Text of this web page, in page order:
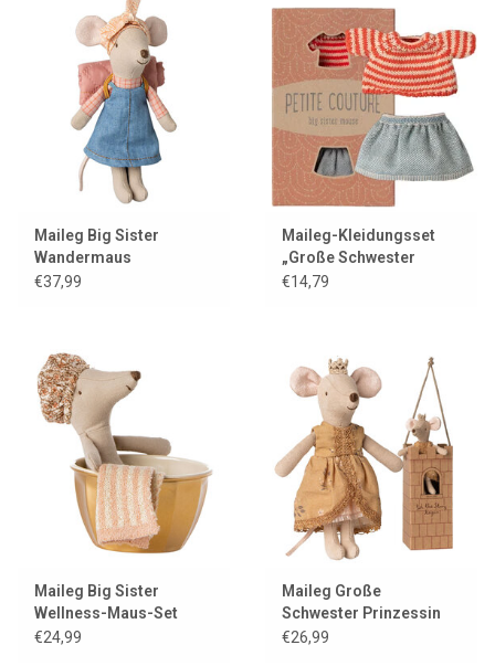
Maileg Big Sister
Wandermaus
€37,99
Maileg-Kleidungsset
„Große Schwester
Maus“ / Petite Couture /
€14,79
Maileg Big Sister
Wellness-Maus-Set
€24,99
Maileg Große
Schwester Prinzessin
Maus mit Schloss
€26,99